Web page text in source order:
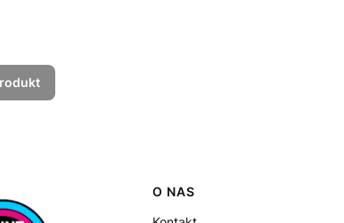
Linki w stopce
O NAS